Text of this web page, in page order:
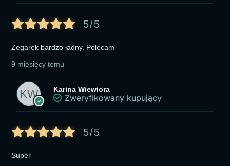
5/5
Zegarek bardzo ładny. Polecam
9 miesięcy temu
Karina Wiewiora
Zweryfikowany kupujący
5/5
Super